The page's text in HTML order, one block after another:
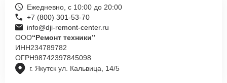
г. Якутск ул. Кальвица, 14/5
Ежедневно, с 10:00 до 20:00
+7 (800) 301-53-70
info@dji-remont-center.ru
ООО“Ремонт техники”
ИНН234789782
ОГРН98742397845098